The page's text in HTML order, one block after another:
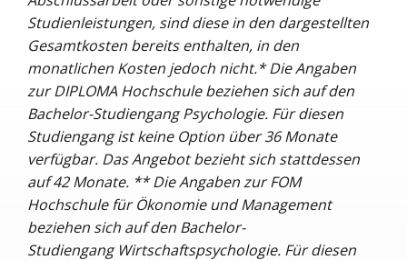
Studienleistungen, sind diese in den dargestellten
Gesamtkosten bereits enthalten, in den
monatlichen Kosten jedoch nicht.* Die Angaben
zur DIPLOMA Hochschule beziehen sich auf den
Bachelor-Studiengang Psychologie. Für diesen
Studiengang ist keine Option über 36 Monate
verfügbar. Das Angebot bezieht sich stattdessen
auf 42 Monate. ** Die Angaben zurFOM
Hochschule für Ökonomie und Management
beziehen sich auf den Bachelor-
Studiengang Wirtschaftspsychologie. Für diesen